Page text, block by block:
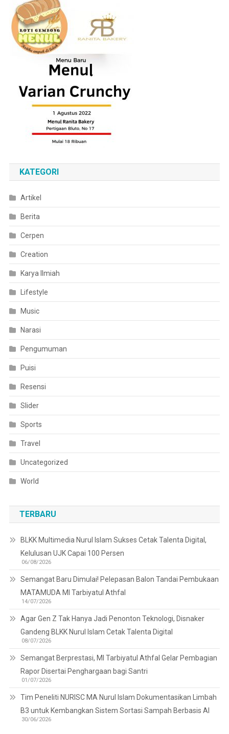
KATEGORI
Artikel
Berita
Cerpen
Creation
Karya Ilmiah
Lifestyle
Music
Narasi
Pengumuman
Puisi
Resensi
Slider
Sports
Travel
Uncategorized
World
TERBARU
BLKK Multimedia Nurul Islam Sukses Cetak Talenta Digital,
Kelulusan UJK Capai 100 Persen
06/08/2026
Semangat Baru Dimulai! Pelepasan Balon Tandai Pembukaan
MATAMUDA MI Tarbiyatul Athfal
14/07/2026
Agar Gen Z Tak Hanya Jadi Penonton Teknologi, Disnaker
Gandeng BLKK Nurul Islam Cetak Talenta Digital
08/07/2026
Semangat Berprestasi, MI Tarbiyatul Athfal Gelar Pembagian
Rapor Disertai Penghargaan bagi Santri
01/07/2026
Tim Peneliti NURISC MA Nurul Islam Dokumentasikan Limbah
B3 untuk Kembangkan Sistem Sortasi Sampah Berbasis AI
30/06/2026